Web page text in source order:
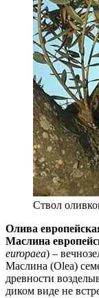
Ствол
Олива
Маслина
europaea) –
Маслина (Olea)
древности
диком виде не